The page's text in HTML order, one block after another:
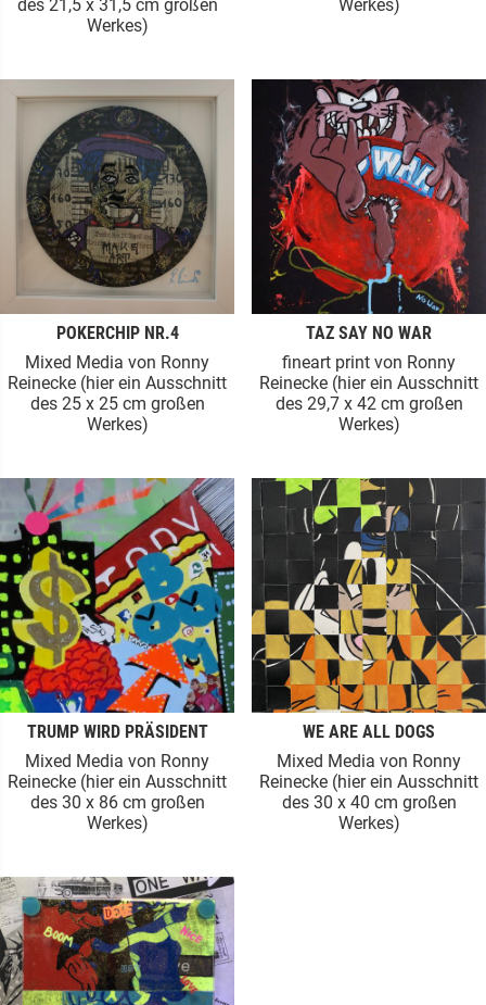
des 21,5 x 31,5 cm großen
Werkes)
Werkes)
POKERCHIP NR.4
Mixed Media von Ronny
Reinecke (hier ein Ausschnitt
des 25 x 25 cm großen
Werkes)
TAZ SAY NO WAR
fineart print von Ronny
Reinecke (hier ein Ausschnitt
des 29,7 x 42 cm großen
Werkes)
TRUMP WIRD PRÄSIDENT
Mixed Media von Ronny
Reinecke (hier ein Ausschnitt
des 30 x 86 cm großen
Werkes)
WE ARE ALL DOGS
Mixed Media von Ronny
Reinecke (hier ein Ausschnitt
des 30 x 40 cm großen
Werkes)